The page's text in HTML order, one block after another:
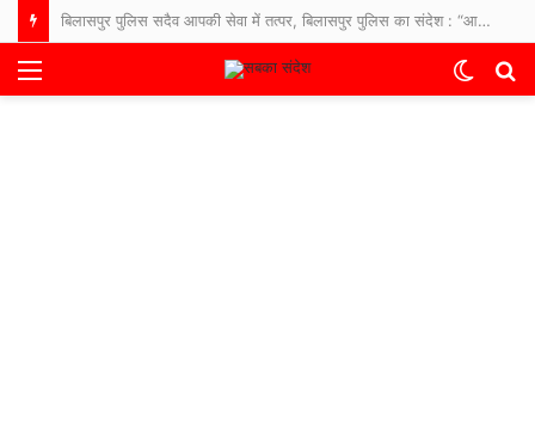
बिलासपुर पुलिस सदैव आपकी सेवा में तत्पर, बिलासपुर पुलिस का संदेश : “आपकी एक आस, आपकी अमानत, आपके पास।”
Menu
Switch